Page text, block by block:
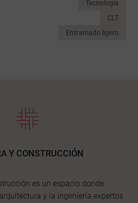
Tecnología
CLT
Entramado ligero
Y CONSTRUCCIÓN
es un espacio donde
y la ingeniería expertos